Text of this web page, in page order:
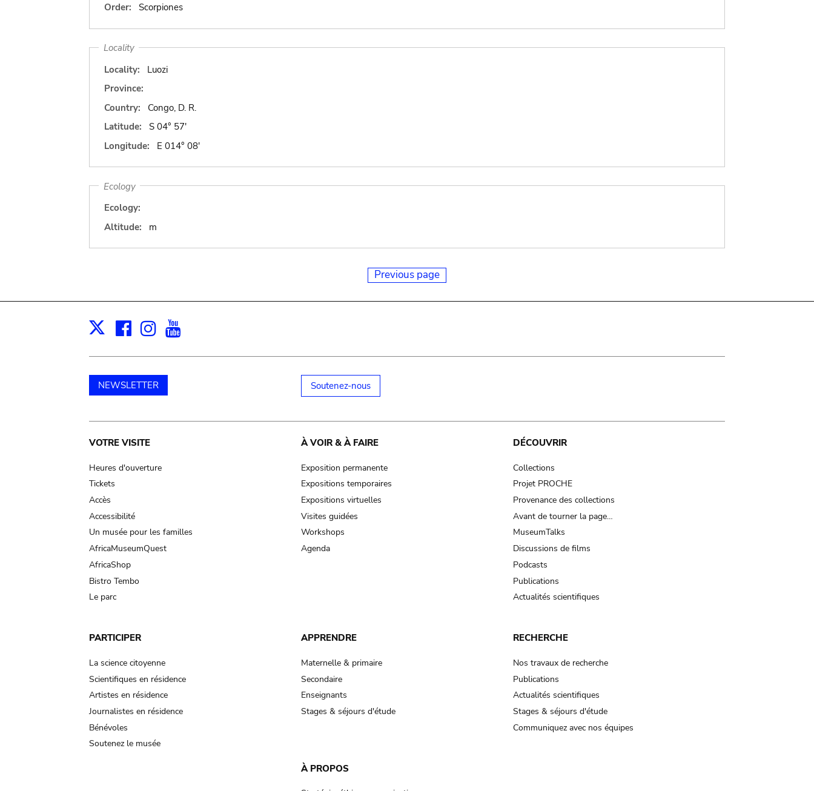
Order:
Scorpiones
Locality
Locality:
Luozi
Province:
Country:
Congo, D. R.
Latitude:
S 04° 57'
Longitude:
E 014° 08'
Ecology
Ecology:
Altitude:
m
Previous page
X Facebook
Instagram
NEWSLETTER Soutenez-nous
Main
navigation
VOTRE VISITE
Heures d'ouverture
Tickets
Accès
Accessibilité
Un musée pour les familles
AfricaMuseumQuest
AfricaShop
Bistro Tembo
Le parc
À VOIR & À FAIRE
Exposition permanente
Expositions temporaires
Expositions virtuelles
Visites guidées
Workshops
Agenda
DÉCOUVRIR
Collections
Projet PROCHE
Provenance des collections
Avant de tourner la page…
MuseumTalks
Discussions de films
Podcasts
Publications
Actualités scientifiques
PARTICIPER
La science citoyenne
Scientifiques en résidence
Artistes en résidence
Journalistes en résidence
Bénévoles
Soutenez le musée
APPRENDRE
Maternelle & primaire
Secondaire
Enseignants
Stages & séjours d'étude
RECHERCHE
Nos travaux de recherche
Publications
Actualités scientifiques
Stages & séjours d'étude
Communiquez avec nos équipes
À PROPOS